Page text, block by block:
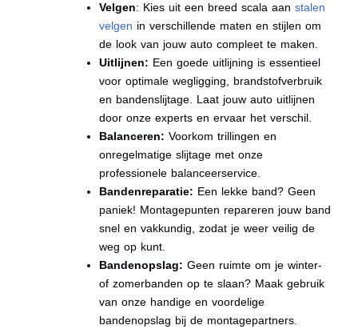
Velgen: Kies uit een breed scala aan stalen
velgen in verschillende maten en stijlen om
de look van jouw auto compleet te maken.
Uitlijnen: Een goede uitlijning is essentieel
voor optimale wegligging, brandstofverbruik
en bandenslijtage. Laat jouw auto uitlijnen
door onze experts en ervaar het verschil.
Balanceren: Voorkom trillingen en
onregelmatige slijtage met onze
professionele balanceerservice.
Bandenreparatie: Een lekke band? Geen
paniek! Montagepunten repareren jouw band
snel en vakkundig, zodat je weer veilig de
weg op kunt.
Bandenopslag: Geen ruimte om je winter-
of zomerbanden op te slaan? Maak gebruik
van onze handige en voordelige
bandenopslag bij de montagepartners.